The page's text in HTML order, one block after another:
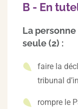
B - En
La
seule (2) :
faire la
tribunal
rompre le